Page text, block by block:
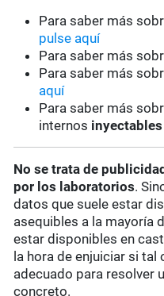
Para saber más
pulse aquí
Para saber más
Para saber más
aquí
Para saber más
internos inyectables
No se trata de
por los laboratorios.
datos que suele estar
asequibles a la mayoría
estar disponibles en
la hora de enjuiciar si
adecuado para resolver
concreto.